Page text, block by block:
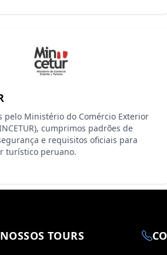
pelo Ministério do Comércio Exterior
cumprimos padrões de
e requisitos oficiais para
turístico peruano.
NOSSOS TOURS